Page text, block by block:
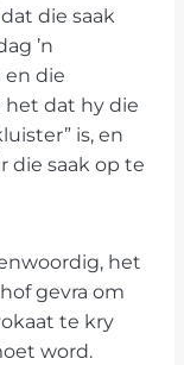
die saak
’n
en die
het dat hy die
is, en
die saak op te
het
gevra om
te kry
word.